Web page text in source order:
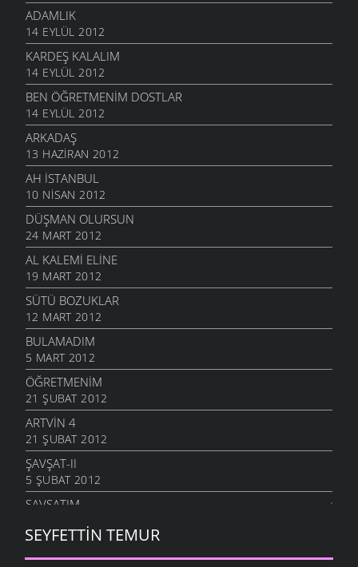
ADAMLIK
14 EYLÜL 2012
KARDEŞ KALALIM
14 EYLÜL 2012
BEN ÖĞRETMENIM DOSTLAR
14 EYLÜL 2012
ARKADAŞ
13 HAZIRAN 2012
AH İSTANBUL
10 NISAN 2012
DÜŞMAN OLURSUN
24 MART 2012
AL KALEMI ELINE
19 MART 2012
SÜTÜ BOZUKLAR
12 MART 2012
BULAMADIM
5 MART 2012
ÖĞRETMENIM
21 ŞUBAT 2012
ARTVIN 4
21 ŞUBAT 2012
ŞAVŞAT-II
5 ŞUBAT 2012
ŞAVŞATIM
METINE
17 OCAK 2012
SEYFETTIN TEMUR